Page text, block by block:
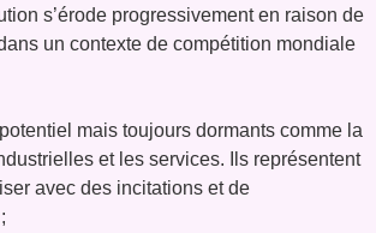
s’érode progressivement en raison de
un contexte de compétition mondiale
mais toujours dormants comme la
et les services. Ils représentent
avec des incitations et de